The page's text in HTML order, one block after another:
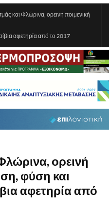
και Φλώρινα, ορεινή ποιμενική
αφετηρία από το 2017
ορεινή
φύση και
αφετηρία από